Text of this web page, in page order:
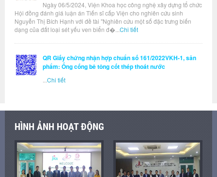
Ngày 06/5/2024, Viện Khoa học công nghệ xây dựng tổ chức
Hội đồng đánh giá luận án Tiến sĩ cấp Viện cho nghiên cứu sinh
Nguyễn Thị Bích Hạnh với đề tài "Nghiên cứu một số đặc trưng biến
dạng của đất loại sét yếu ven biển đ�... Chi tiết
QR Giấy chứng nhận hợp chuẩn số 161/2022VKH-1, sản
phẩm: Ống cống bê tông cốt thép thoát nước
Chi tiết
HÌNH ẢNH HOẠT ĐỘNG